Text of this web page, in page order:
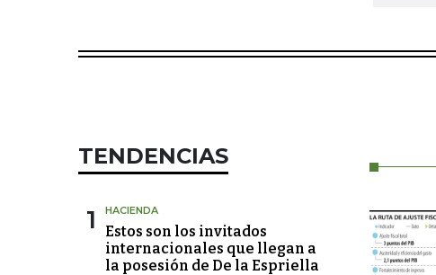
TENDENCIAS
1 HACIENDA
Estos son los invitados
internacionales que llegan a
la posesión de De la Espriella